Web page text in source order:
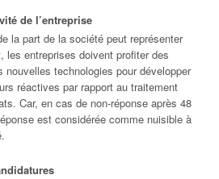
de l’entreprise
la part de la société peut représenter
les entreprises doivent profiter des
nouvelles technologies pour développer
réactives par rapport au traitement
Car, en cas de non-réponse après 48
est considérée comme nuisible à